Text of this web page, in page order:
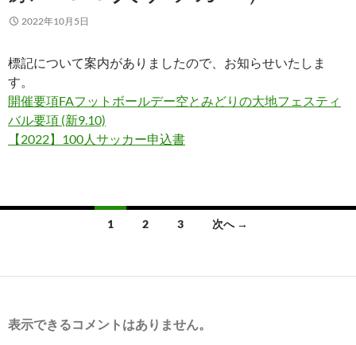
2022年10月5日
標記について案内がありましたので、お知らせいたしま
す。
開催要項FAフットボールデー空とみどりの大地フェスティ
バル要項 (新9.10)
【2022】100人サッカー申込書
ナ
ゲ
1 2 3 次へ →
表示できるコメントはありません。